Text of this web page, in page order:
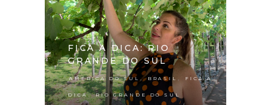
FICA A DICA: RIO
GRANDE DO SUL
AMÉRICA DO SUL , BRASIL FICA A
DICA, RIO GRANDE DO SUL